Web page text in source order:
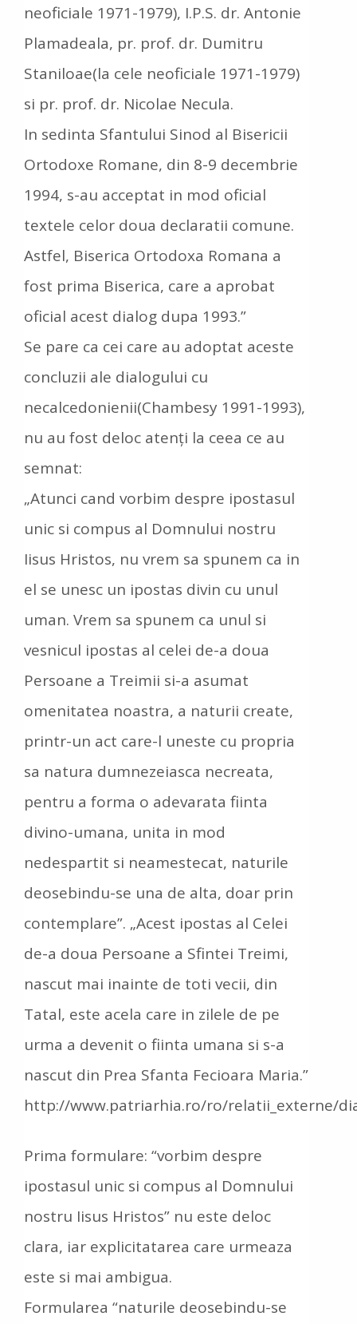
neoficiale 1971-1979), I.P.S. dr. Antonie
Plamadeala, pr. prof. dr. Dumitru
Staniloae(la cele neoficiale 1971-1979)
si pr. prof. dr. Nicolae Necula.
In sedinta Sfantului Sinod al Bisericii
Ortodoxe Romane, din 8-9 decembrie
1994, s-au acceptat in mod oficial
textele celor doua declaratii comune.
Astfel, Biserica Ortodoxa Romana a
fost prima Biserica, care a aprobat
oficial acest dialog dupa 1993.”
Se pare ca cei care au adoptat aceste
concluzii ale dialogului cu
necalcedonienii(Chambesy 1991-1993),
nu au fost deloc atenți la ceea ce au
semnat:
„Atunci cand vorbim despre ipostasul
unic si compus al Domnului nostru
Iisus Hristos, nu vrem sa spunem ca in
el se unesc un ipostas divin cu unul
uman. Vrem sa spunem ca unul si
vesnicul ipostas al celei de-a doua
Persoane a Treimii si-a asumat
omenitatea noastra, a naturii create,
printr-un act care-l uneste cu propria
sa natura dumnezeiasca necreata,
pentru a forma o adevarata fiinta
divino-umana, unita in mod
nedespartit si neamestecat, naturile
deosebindu-se una de alta, doar prin
contemplare”. „Acest ipostas al Celei
de-a doua Persoane a Sfintei Treimi,
nascut mai inainte de toti vecii, din
Tatal, este acela care in zilele de pe
urma a devenit o fiinta umana si s-a
nascut din Prea Sfanta Fecioara Maria.”
http://www.patriarhia.ro/ro/relatii_externe/
Prima formulare: “vorbim despre
ipostasul unic si compus al Domnului
nostru Iisus Hristos” nu este deloc
clara, iar explicitatarea care urmeaza
este si mai ambigua.
Formularea “naturile deosebindu-se